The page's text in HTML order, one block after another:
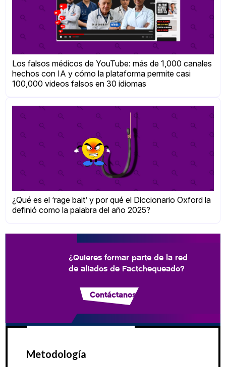
Los falsos médicos de YouTube: más de 1,000 canales
hechos con IA y cómo la plataforma permite casi
100,000 videos falsos en 30 idiomas
¿Qué es el ‘rage bait’ y por qué el Diccionario Oxford la
definió como la palabra del año 2025?
¿Quieres formar parte de la red
de aliados de Factchequeado?
Contáctanos
Metodología